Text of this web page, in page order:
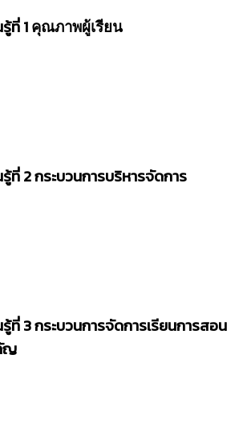
ที่ 1 คุณภาพผู้เรียน
ที่ 2กระบวนการบริหารจัดการ
ที่ 3กระบวนการจัดการเรียนการสอน
ญ